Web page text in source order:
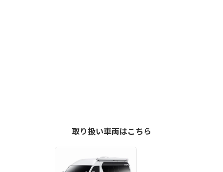
取り扱い車両はこちら